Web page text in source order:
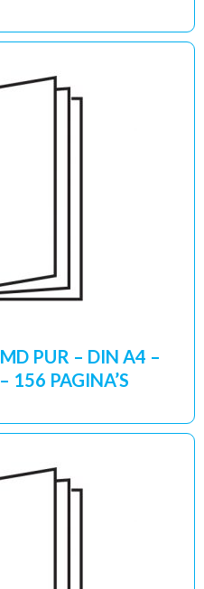
PUR – DIN A4 –
PAGINA’S